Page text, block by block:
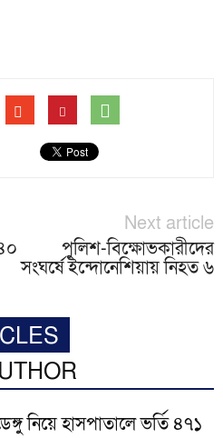
Next article
পুলিশ-বিক্ষোভকারীদের
সংঘর্ষে ইন্দোনেশিয়ায় নিহত ৬
নিয়ে হাসপাতালে ভর্তি ৪৭১